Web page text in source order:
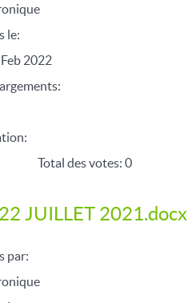
le:
2022
Total des votes: 0
22 JUILLET 2021.docx
par: